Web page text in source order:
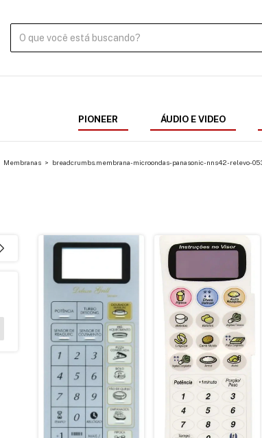
PIONEER
ÁUDIO E VIDEO
Membranas > breadcrumbs.membrana-microondas-panasonic-nns42-relevo-